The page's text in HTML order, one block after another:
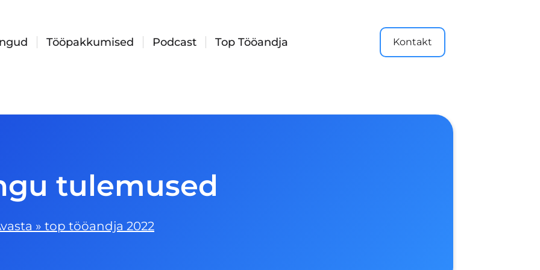
Tööpakkumised Podcast Top Tööandja Kontakt
tulemused
» top tööandja 2022